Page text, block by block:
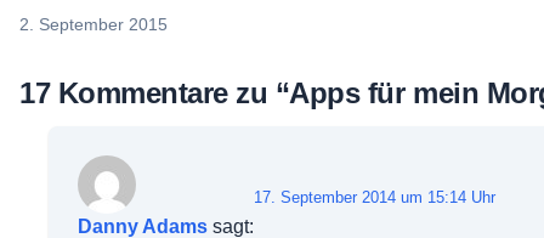
2. September 2015
17 Kommentare zu “Apps für mein
Danny Adams sagt:
17. September 2014 um 15:14 Uhr